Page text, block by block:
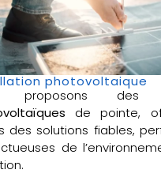
photovoltaique
proposons des
de pointe,
des solutions fiables,
de